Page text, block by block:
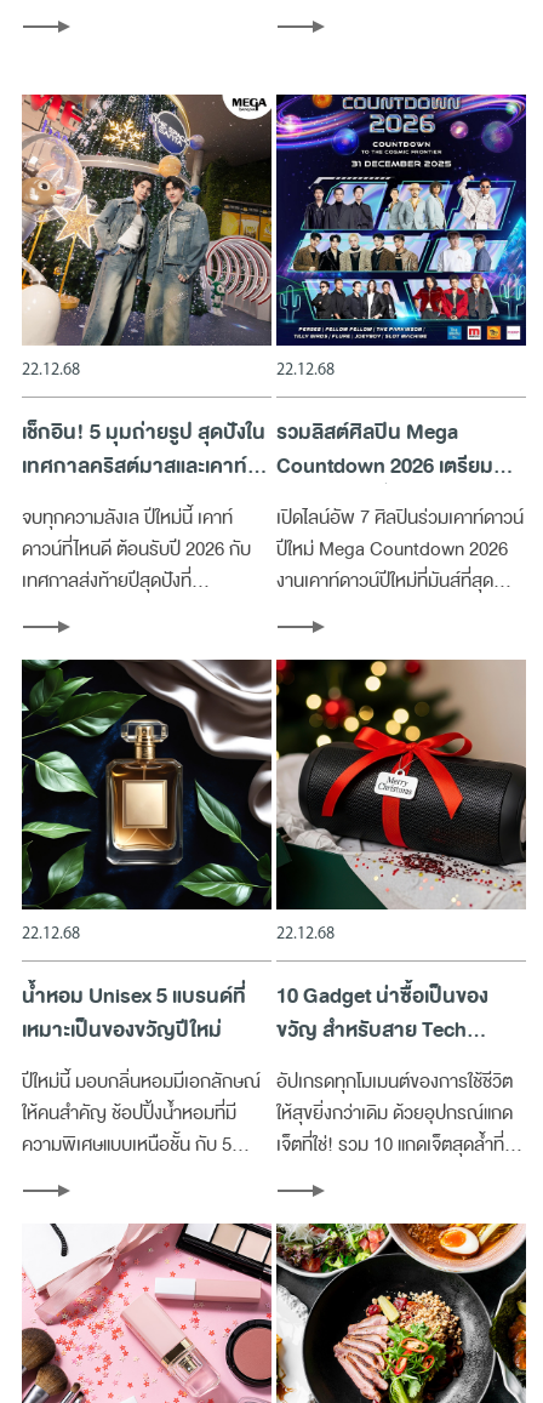
จีนรสชาติระดับภัตตาคาร กลับมา
เลือกของแต่งบ้านรับความเฮง!
22.12.68
เช็กอิน! 5 มุมถ่ายรูป สุดปังใน
เทศกาลคริสต์มาสและเคาท์
ดาวน์ที่เมกาบางนา
จบทุกความลังเล ปีใหม่นี้ เคาท์
ดาวน์ที่ไหนดี ต้อนรับปี 2026 กับ
เทศกาลส่งท้ายปีสุดปังที่
จะพาคุณออกเดินทางข้ามจักรวาล
ในธีมอวกาศสุดล้ำ!
22.12.68
รวมลิสต์ศิลปิน Mega
Countdown 2026 เตรียม
เพลงฮิตไว้กรี๊ดข้ามปี!
เปิดไลน์อัพ 7 ศิลปินร่วมเคาท์ดาวน์
ปีใหม่ Mega Countdown 2026
งานเคาท์ดาวน์ปีใหม่ที่มันส์ที่สุด
มากที่สุดในย่านกรุงเทพฯ ฝั่งตะวัน
ออก!
22.12.68
น้ำหอม Unisex 5 แบรนด์ที่
เหมาะเป็นของขวัญปีใหม่
ปีใหม่นี้ มอบกลิ่นหอมมีเอกลักษณ์
ให้คนสำคัญ ช้อปปิ้งน้ำหอมที่มี
ความพิเศษแบบเหนือชั้น กับ 5
ติดตู้ไว้แล้วรับรองได้ใช้จริงตลอดปี
อย่างแน่นอน!
22.12.68
10 Gadget น่าซื้อเป็นของ
ขวัญ สำหรับสาย Tech
Lifestyle
อัปเกรดทุกโมเมนต์ของการใช้ชีวิต
ให้สุขยิ่งกว่าเดิม ด้วยอุปกรณ์แกด
เจ็ตที่ใช่! รวม 10 แกดเจ็ตสุดล้ำที่
ให้คนพิเศษ